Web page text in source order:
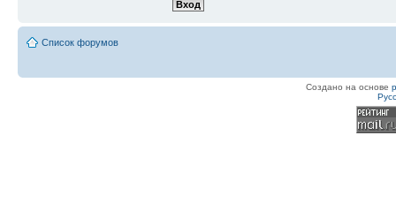
Список форумов
Создано на основе